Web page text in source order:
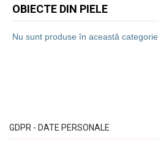
OBIECTE DIN PIELE
Nu sunt produse în această categorie.
GDPR - DATE PERSONALE